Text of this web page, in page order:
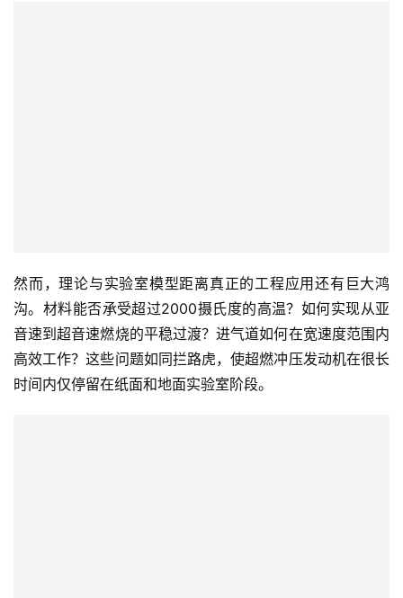
然而，理论与实验室模型距离真正的工程应用还有巨大鸿
沟。材料能否承受超过2000摄氏度的高温？如何实现从亚
音速到超音速燃烧的平稳过渡？进气道如何在宽速度范围内
高效工作？这些问题如同拦路虎，使超燃冲压发动机在很长
时间内仅停留在纸面和地面实验室阶段。